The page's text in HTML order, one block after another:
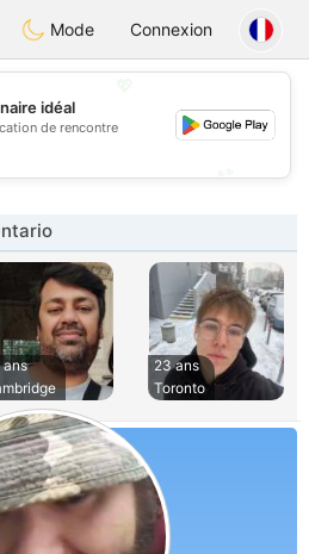
chat
Mode Connexion
idéal
de rencontre
ans
23 ans
Toronto